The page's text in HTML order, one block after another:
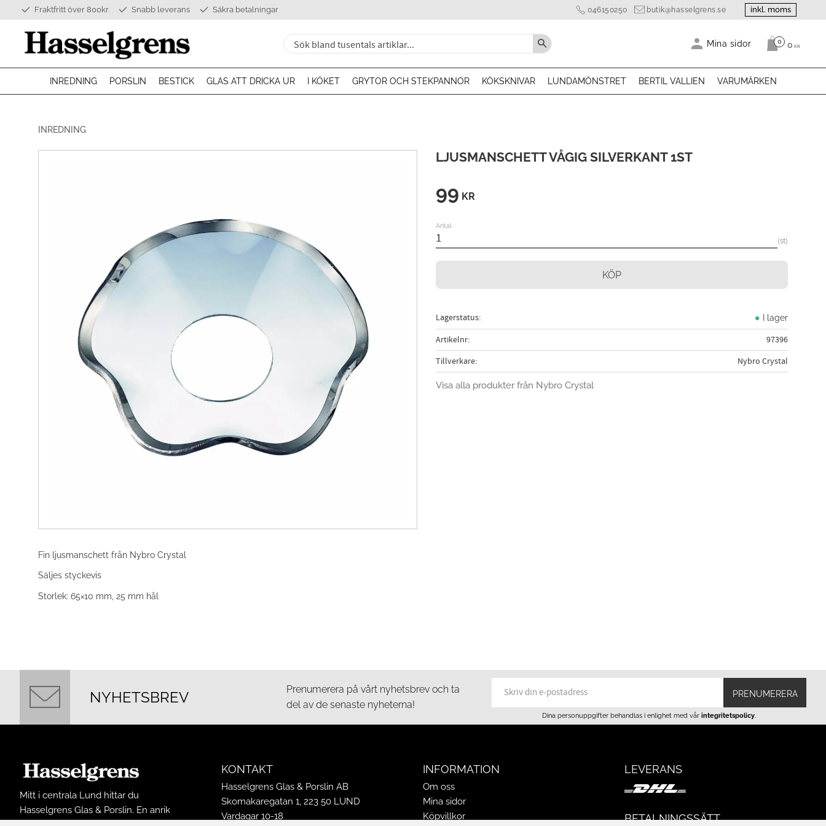
Fraktfritt över 800kr Snabb leverans Säkra betalningar 046150250 butik@hasselgrens.se inkl. moms
Mina sidor Antal
0 0 KR
INREDNING PORSLIN BESTICK GLAS ATT DRICKA UR I KÖKET GRYTOR OCH STEKPANNOR KÖKSKNIVAR LUNDAMÖNSTRET BERTIL VALLIEN VARUMÄRKEN
INREDNING
LJUSMANSCHETT VÅGIG SILVERKANT 1ST
99 KR
Antal
st
KÖP
Lagerstatus I lager
Artikelnr
97396
Tillverkare
Nybro Crystal
Visa alla produkter från Nybro Crystal
Fin ljusmanschett från Nybro Crystal
Säljes styckevis
Storlek: 65×10 mm, 25 mm hål
NYHETSBREV
Prenumerera på vårt nyhetsbrev och ta
del av de senaste nyheterna!
PRENUMERERA
Dina personuppgifter behandlas i enlighet med vår integritetspolicy
Mitt i centrala Lund hittar du
Hasselgrens Glas & Porslin. En anrik
KONTAKT
Hasselgrens Glas & Porslin AB
Skomakaregatan 1, 223 50 LUND
Vardagar 10-18
INFORMATION
Om oss
Mina sidor
Köpvillkor
LEVERANS
BETALNINGSSÄTT